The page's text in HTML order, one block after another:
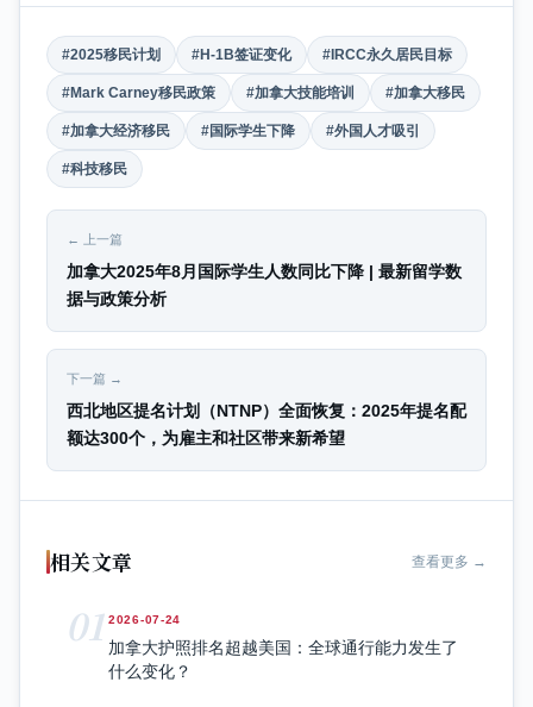
#2025移民计划 #H-1B签证变化 #IRCC永久居民目标
#Mark Carney移民政策 #加拿大技能培训 #加拿大移民
#加拿大经济移民 #国际学生下降 #外国人才吸引
#科技移民
← 上一篇
加拿大2025年8月国际学生人数同比下降 | 最新留学数
据与政策分析
下一篇 →
西北地区提名计划（NTNP）全面恢复：2025年提名配
额达300个，为雇主和社区带来新希望
相关文章 查看更多 →
01 2026-07-24
加拿大护照排名超越美国：全球通行能力发生了
什么变化？